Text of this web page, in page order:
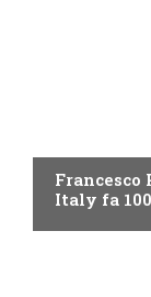
Italy fa